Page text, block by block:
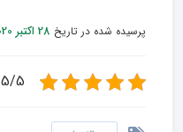
پرسیده شده در تاریخ 28 اکتبر 2020
5/5 - (1 امتیاز)